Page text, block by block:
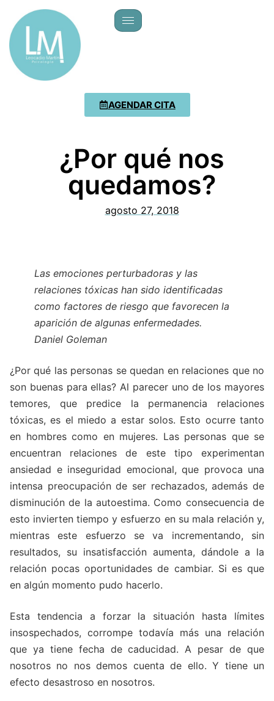
AGENDAR CITA
¿Por qué nos
quedamos?
agosto 27, 2018
Las emociones perturbadoras y las
relaciones tóxicas han sido identificadas
como factores de riesgo que favorecen la
aparición de algunas enfermedades.
Daniel Goleman
¿Por qué las personas se quedan en relaciones que no
son buenas para ellas? Al parecer uno de los mayores
temores, que predice la permanencia relaciones
tóxicas, es el miedo a estar solos. Esto ocurre tanto
en hombres como en mujeres. Las personas que se
encuentran relaciones de este tipo experimentan
ansiedad e inseguridad emocional, que provoca una
intensa preocupación de ser rechazados, además de
disminución de la autoestima. Como consecuencia de
esto invierten tiempo y esfuerzo en su mala relación y,
mientras este esfuerzo se va incrementando, sin
resultados, su insatisfacción aumenta, dándole a la
relación pocas oportunidades de cambiar. Si es que
en algún momento pudo hacerlo.
Esta tendencia a forzar la situación hasta límites
insospechados, corrompe todavía más una relación
que ya tiene fecha de caducidad. A pesar de que
nosotros no nos demos cuenta de ello. Y tiene un
efecto desastroso en nosotros.